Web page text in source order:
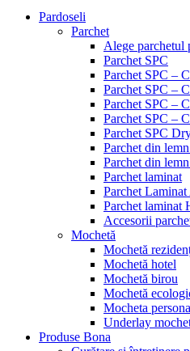
Pardoseli
Parchet
Alege parchetul
Parchet SPC
Parchet SPC –
Parchet SPC –
Parchet SPC –
Parchet SPC –
Parchet SPC
Parchet din
Parchet din
Parchet laminat
Parchet
Parchet laminat
Accesorii
Mochetă
Mochetă
Mochetă hotel
Mochetă birou
Mochetă
Mocheta
Underlay
Produse Bona